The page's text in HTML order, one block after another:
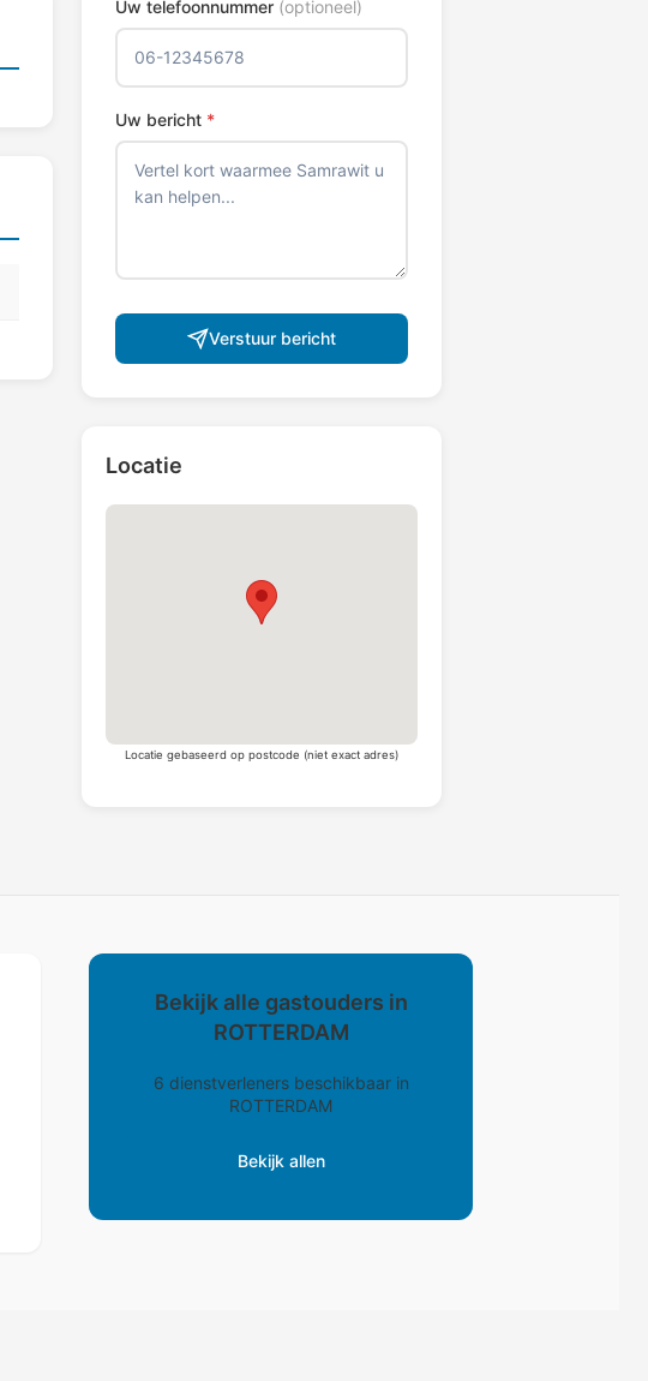
Uw telefoonnummer (optioneel)
Uw bericht *
Verstuur bericht
Locatie
Locatie gebaseerd op postcode (niet exact adres)
Bekijk alle gastouders in
ROTTERDAM
6 dienstverleners beschikbaar in
ROTTERDAM
Bekijk allen